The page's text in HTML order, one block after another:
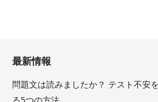
最新情報
問題文は読みましたか？ テスト不安